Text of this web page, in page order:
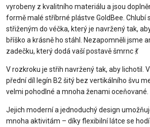
vyrobeny z kvalitního materiálu a jsou
formě malé stříbrné plástve GoldBee. Chlubí
střiženým do véčka, který je navržený tak,
bříško a krásně ho stáhl. Nezapomněli jsme
zadečku, který dodá vaší postavě šmrnc 💃
V rozkroku je střih navržený tak, aby lichotil.
přední díl legín B2 šitý bez vertikálního švu
velmi pohodlné a mnoha ženami oceňované.
Jejich moderní a jednoduchý design
mnoha aktivitám – díky flexibilní látce se